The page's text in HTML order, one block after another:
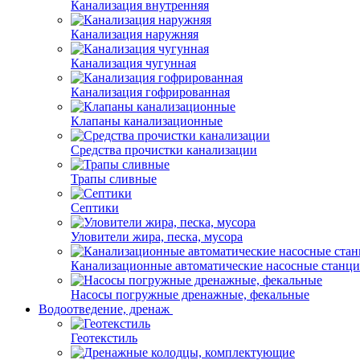
Канализация внутренняя
Канализация наружняя
Канализация чугунная
Канализация гофрированная
Клапаны канализационные
Средства прочистки канализации
Трапы сливные
Септики
Уловители жира, песка, мусора
Канализационные автоматические насосные
Насосы погружные дренажные, фекальные
Водоотведение, дренаж
Геотекстиль